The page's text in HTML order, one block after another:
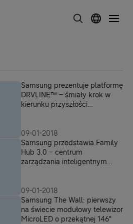
Samsung prezentuje platformę
DRVLINE™ – śmiały krok w
kierunku przyszłości
09-01-2018
Samsung przedstawia Family
Hub 3.0 – centrum
zarządzania inteligentnym
09-01-2018
Samsung The Wall: pierwszy
na świecie modułowy telewizor
MicroLED o przekątnej 146”